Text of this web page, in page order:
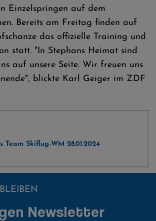
Einzelspringen auf dem
Bereits am Freitag finden auf
das offizielle Training und
statt. "In Stephans Heimat sind
auf unsere Seite. Wir freuen uns
blickte Karl Geiger im ZDF
Team Skiflug-WM 28.01.2024
Newsletter